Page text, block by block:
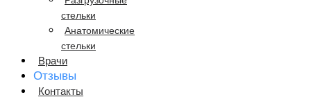
стельки
Анатомические
стельки
Врачи
Отзывы
Контакты